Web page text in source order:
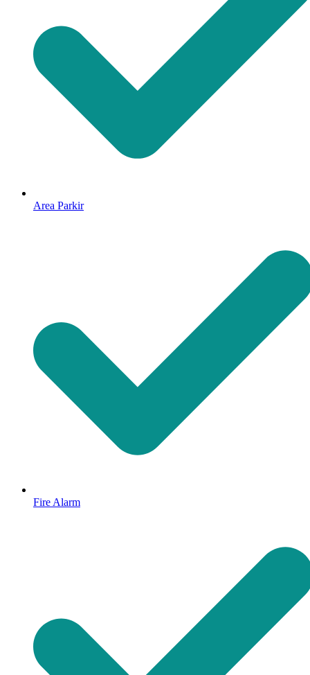
Area Parkir
Fire Alarm